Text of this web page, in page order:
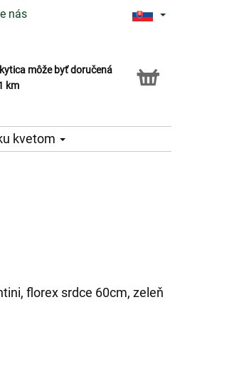
nás
môže byť doručená
km
Collect
kvetom
florex srdce 60cm, zeleň